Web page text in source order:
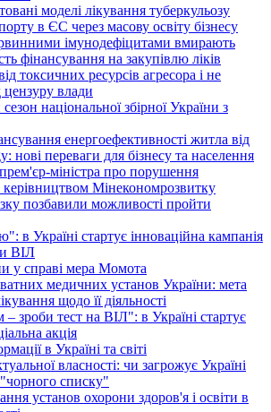
моделі лікування туберкульозу
в ЄС через масову освіту бізнесу
імунодефіцитами вмирають
фінансування на закупівлю ліків
токсичних ресурсів агресора і не
цензуру влади
національної збірної України з
енергоефективності житла від
нові переваги для бізнесу та населення
міністра про порушення
керівництвом Мінекономрозвитку
позбавили можливості пройти
в Україні стартує інноваційна кампанія
ВІЛ
у справі мера Момота
медичних установ України: мета
щодо її діяльності
– зроби тест на ВІЛ": в Україні стартує
акція
в Україні та світі
власності: чи загрожує Україні
списку"
установ охорони здоров'я і освіти в